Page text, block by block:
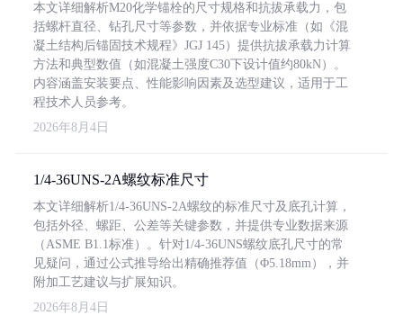
本文详细解析M20化学锚栓的尺寸规格和抗拔承载力，包
括螺杆直径、钻孔尺寸等参数，并依据专业标准（如《混
凝土结构后锚固技术规程》JGJ 145）提供抗拔承载力计算
方法和典型数值（如混凝土强度C30下设计值约80kN）。
内容涵盖安装要点、性能影响因素及选型建议，适用于工
程技术人员参考。
2026年8月4日
1/4-36UNS-2A螺纹标准尺寸
本文详细解析1/4-36UNS-2A螺纹的标准尺寸及底孔计算，
包括外径、螺距、公差等关键参数，并提供专业数据来源
（ASME B1.1标准）。针对1/4-36UNS螺纹底孔尺寸的常
见疑问，通过公式推导给出精确推荐值（Φ5.18mm），并
附加工艺建议与扩展知识。
2026年8月4日